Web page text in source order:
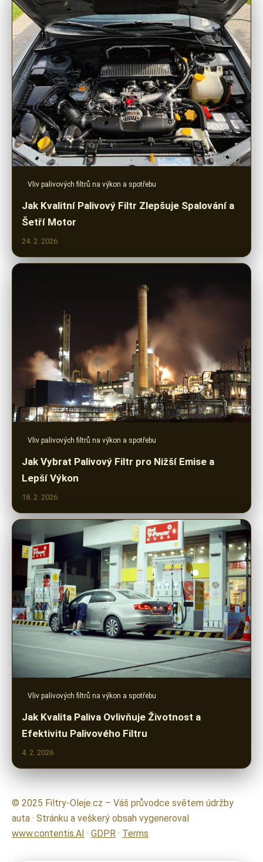
Vliv palivových filtrů na výkon a spotřebu
Jak Kvalitní Palivový Filtr Zlepšuje Spalování a
Šetří Motor
24. 2. 2026
Vliv palivových filtrů na výkon a spotřebu
Jak Vybrat Palivový Filtr pro Nižší Emise a
Lepší Výkon
18. 2. 2026
Vliv palivových filtrů na výkon a spotřebu
Jak Kvalita Paliva Ovlivňuje Životnost a
Efektivitu Palivového Filtru
4. 2. 2026
© 2025 Filtry-Oleje.cz – Váš průvodce světem údržby
auta · Stránku a veškerý obsah vygeneroval
www.contentis.AI · GDPR · Terms